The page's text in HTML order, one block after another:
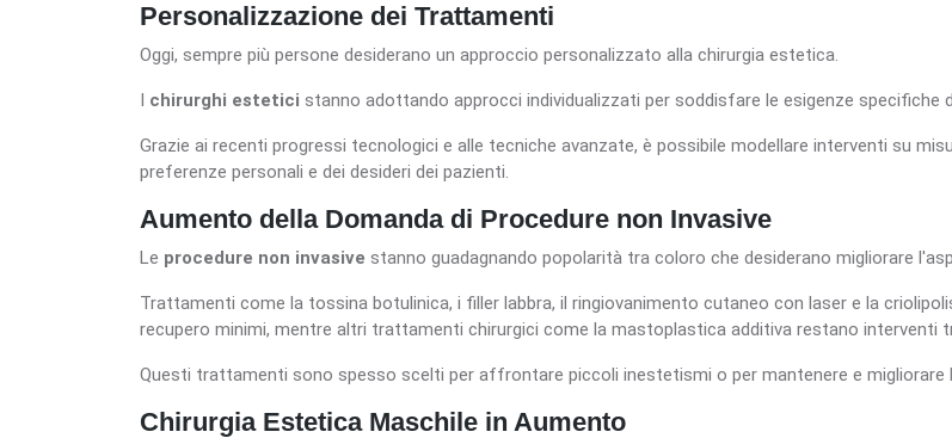
Personalizzazione dei Trattamenti
Oggi, sempre più persone desiderano un approccio personalizzato alla chirurgia estetica.
I chirurghi estetici stanno adottando approcci individualizzati per soddisfare le esigenze specifiche
Grazie ai recenti progressi tecnologici e alle tecniche avanzate, è possibile modellare interventi su
preferenze personali e dei desideri dei pazienti.
Aumento della Domanda di Procedure non Invasive
Le procedure non invasive stanno guadagnando popolarità tra coloro che desiderano migliorare
Trattamenti come la tossina botulinica, i filler labbra, il ringiovanimento cutaneo con laser e la
recupero minimi, mentre altri trattamenti chirurgici come la mastoplastica additiva restano interventi
Questi trattamenti sono spesso scelti per affrontare piccoli inestetismi o per mantenere e migliorare
Chirurgia Estetica Maschile in Aumento